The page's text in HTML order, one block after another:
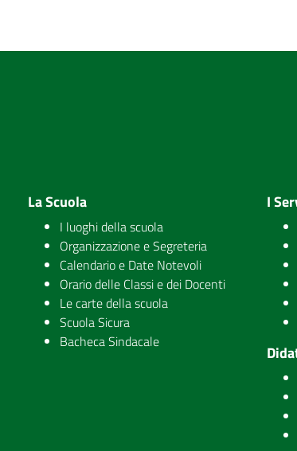
La Scuola
I luoghi della scuola
Organizzazione e Segreteria
Calendario e Date Notevoli
Orario delle Classi e dei Docenti
Le carte della scuola
Scuola Sicura
Bacheca Sindacale
I